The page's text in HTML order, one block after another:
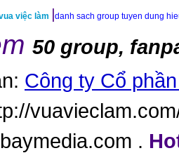
việc làm danh sach group tuyen dung
50 group,
Công ty Cổ
.